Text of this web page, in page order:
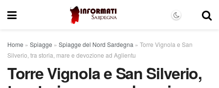
Home » Spiagge » Spiagge del Nord Sardegna » Torre Vignola e San
Silverio, tra storia, mare e devozione ad Aglientu
Torre Vignola e San Silverio,